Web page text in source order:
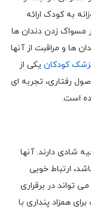
به کودک ارائه
مسواک زدن دندان ها
ها و مراقبت از آنها
کودکان یکی از
رفتاری، تجربه ای
است.
شادی دارند. آنها
ارتباط خوبی
تواند در برقراری
همزاد پنداری با